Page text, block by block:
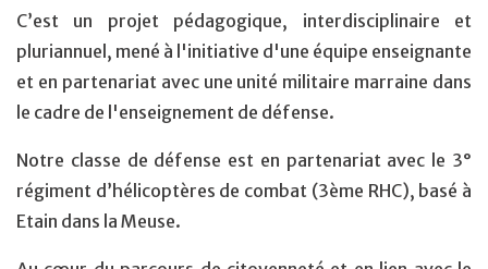
C’est un projet pédagogique, interdisciplinaire et
pluriannuel, mené à l'initiative d'une équipe enseignante
et en partenariat avec une unité militaire marraine dans
le cadre de l'enseignement de défense.
Notre classe de défense est en partenariat avec le 3°
régiment d’hélicoptères de combat (3ème RHC), basé à
Etain dans la Meuse.